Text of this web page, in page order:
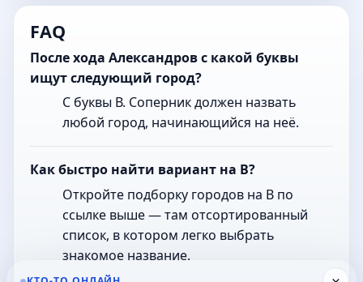
FAQ
После хода Александров с какой буквы
ищут следующий город?
С буквы В. Соперник должен назвать
любой город, начинающийся на неё.
Как быстро найти вариант на В?
Откройте подборку городов на В по
ссылке выше — там отсортированный
список, в котором легко выбрать
знакомое название.